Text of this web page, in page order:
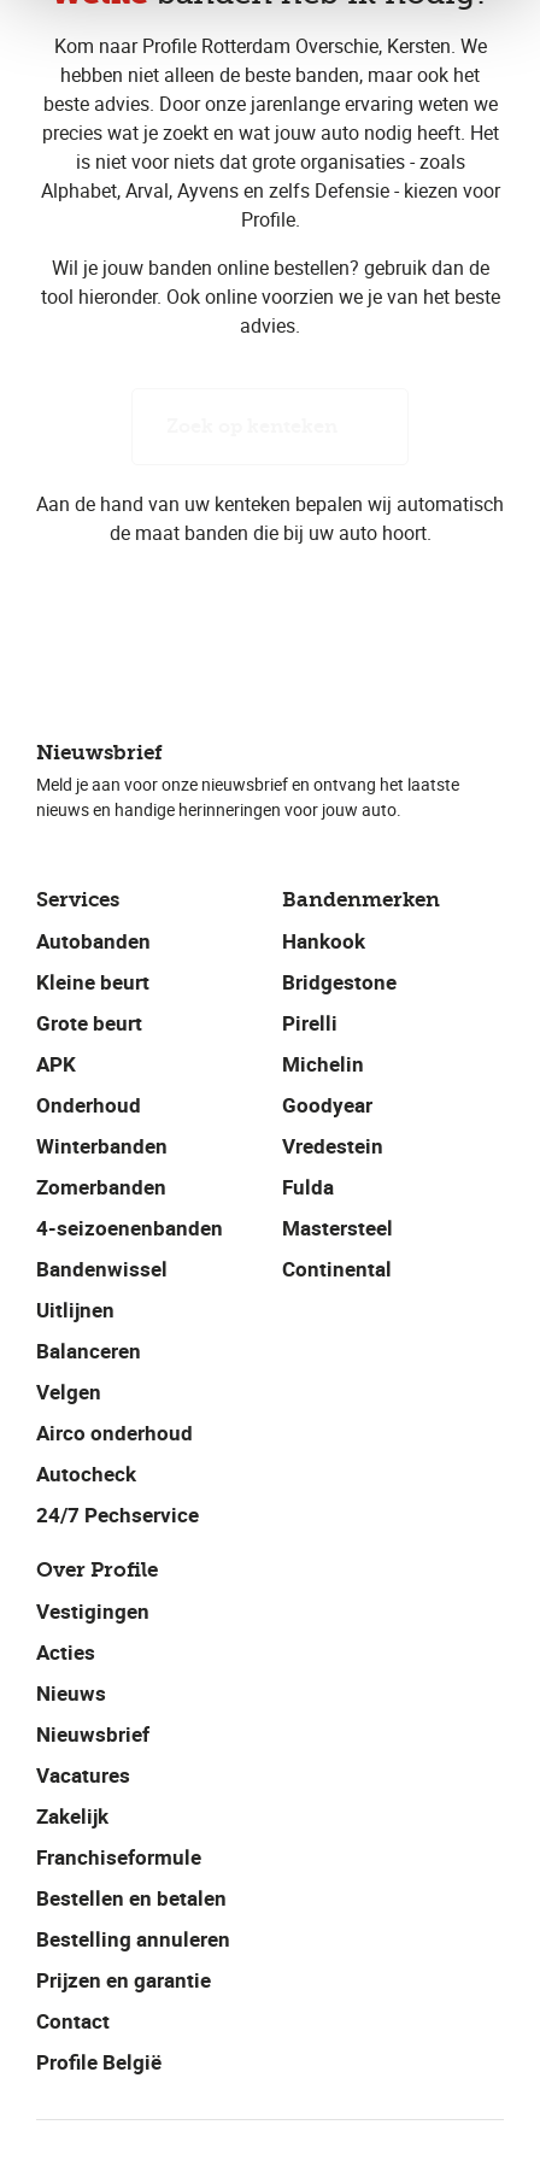
Kom naar Profile Rotterdam Overschie, Kersten. We
hebben niet alleen de beste banden, maar ook het
beste advies. Door onze jarenlange ervaring weten we
precies wat je zoekt en wat jouw auto nodig heeft. Het
is niet voor niets dat grote organisaties - zoals
Alphabet, Arval, Ayvens en zelfs Defensie - kiezen voor
Profile.
Wil je jouw banden online bestellen? gebruik dan de
tool hieronder. Ook online voorzien we je van het beste
advies.
Aan de hand van uw kenteken bepalen wij automatisch
de maat banden die bij uw auto hoort.
Services
Autobanden
Kleine beurt
Grote beurt
APK
Onderhoud
Winterbanden
Zomerbanden
4-seizoenenbanden
Bandenwissel
Uitlijnen
Balanceren
Velgen
Airco onderhoud
Autocheck
24/7 Pechservice
Bandenmerken
Hankook
Bridgestone
Pirelli
Michelin
Goodyear
Vredestein
Fulda
Mastersteel
Continental
Over Profile
Vestigingen
Acties
Nieuws
Nieuwsbrief
Vacatures
Zakelijk
Franchiseformule
Bestellen en betalen
Bestelling annuleren
Prijzen en garantie
Contact
Profile België
Nieuwsbrief
Meld je aan voor onze nieuwsbrief en ontvang het laatste
nieuws en handige herinneringen voor jouw auto.